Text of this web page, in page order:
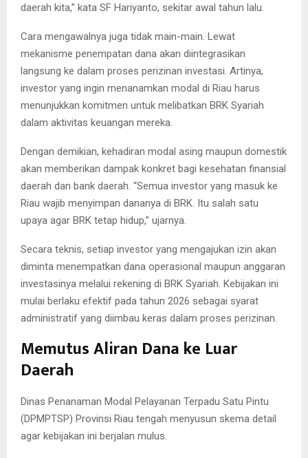
daerah kita,” kata SF Hariyanto, sekitar awal tahun lalu.
Cara mengawalnya juga tidak main-main. Lewat
mekanisme penempatan dana akan diintegrasikan
langsung ke dalam proses perizinan investasi. Artinya,
investor yang ingin menanamkan modal di Riau harus
menunjukkan komitmen untuk melibatkan BRK Syariah
dalam aktivitas keuangan mereka.
Dengan demikian, kehadiran modal asing maupun domestik
akan memberikan dampak konkret bagi kesehatan finansial
daerah dan bank daerah. “Semua investor yang masuk ke
Riau wajib menyimpan dananya di BRK. Itu salah satu
upaya agar BRK tetap hidup,” ujarnya.
Secara teknis, setiap investor yang mengajukan izin akan
diminta menempatkan dana operasional maupun anggaran
investasinya melalui rekening di BRK Syariah. Kebijakan ini
mulai berlaku efektif pada tahun 2026 sebagai syarat
administratif yang diimbau keras dalam proses perizinan.
Memutus Aliran Dana ke Luar
Daerah
Dinas Penanaman Modal Pelayanan Terpadu Satu Pintu
(DPMPTSP) Provinsi Riau tengah menyusun skema detail
agar kebijakan ini berjalan mulus.